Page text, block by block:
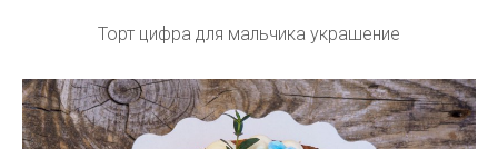
Торт цифра для мальчика украшение